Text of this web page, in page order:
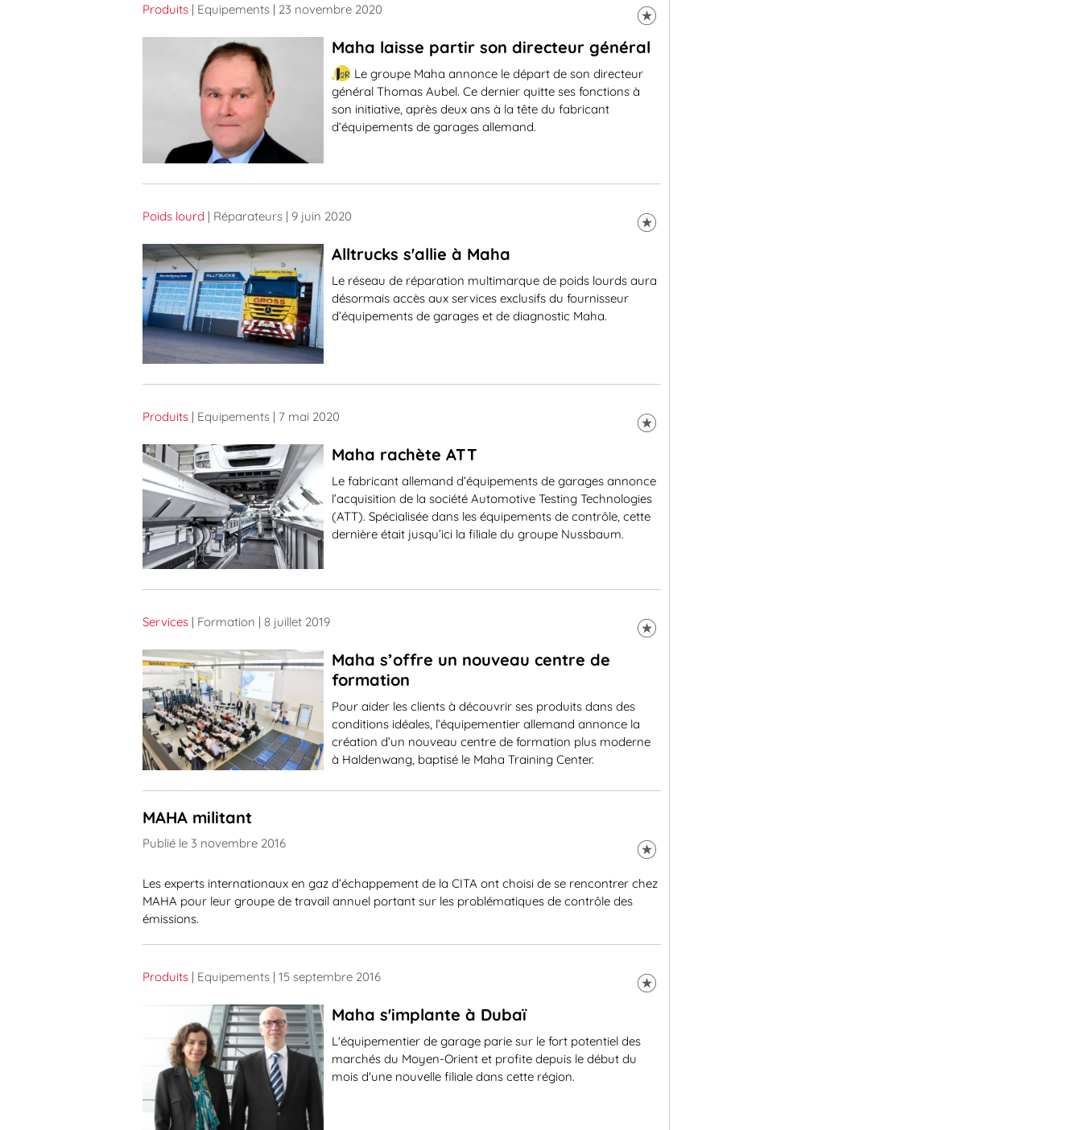
Produits | Equipements | 23 novembre 2020
Maha laisse partir son directeur général
Le groupe Maha annonce le départ de son directeur
général Thomas Aubel. Ce dernier quitte ses fonctions à
son initiative, après deux ans à la tête du fabricant
d’équipements de garages allemand.
Poids lourd | Réparateurs | 9 juin 2020
Alltrucks s'allie à Maha
Le réseau de réparation multimarque de poids lourds aura
désormais accès aux services exclusifs du fournisseur
d’équipements de garages et de diagnostic Maha.
Produits | Equipements | 7 mai 2020
Maha rachète ATT
Le fabricant allemand d’équipements de garages annonce
l’acquisition de la société Automotive Testing Technologies
(ATT). Spécialisée dans les équipements de contrôle, cette
dernière était jusqu’ici la filiale du groupe Nussbaum.
Services | Formation | 8 juillet 2019
Maha s’offre un nouveau centre de
formation
Pour aider les clients à découvrir ses produits dans des
conditions idéales, l’équipementier allemand annonce la
création d’un nouveau centre de formation plus moderne
à Haldenwang, baptisé le Maha Training Center.
MAHA militant
Publié le 3 novembre 2016
Les experts internationaux en gaz d’échappement de la CITA ont choisi de se rencontrer chez
MAHA pour leur groupe de travail annuel portant sur les problématiques de contrôle des
émissions.
Produits | Equipements | 15 septembre 2016
Maha s'implante à Dubaï
L'équipementier de garage parie sur le fort potentiel des
marchés du Moyen-Orient et profite depuis le début du
mois d'une nouvelle filiale dans cette région.